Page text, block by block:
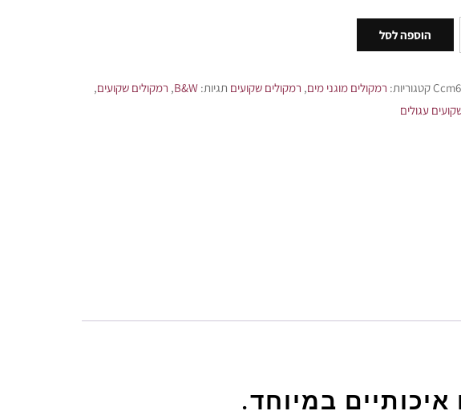
הוספה לסל
קטגוריות: רמקולים מוגני מים, רמקולים שקועים תגיות: B&W
, רמקולים שקועים,
עגולים